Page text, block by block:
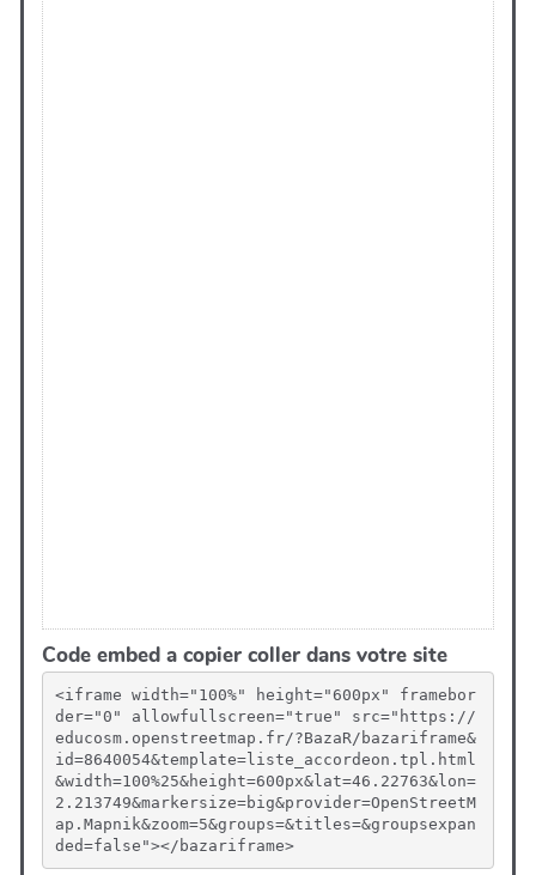
Code embed a copier coller dans votre site
<iframe width="100%" height="600px" framebor
der="0" allowfullscreen="true" src="https://
educosm.openstreetmap.fr/?BazaR/bazariframe&
id=8640054&template=liste_accordeon.tpl.html
&width=100%25&height=600px&lat=46.22763&lon=
2.213749&markersize=big&provider=OpenStreetM
ap.Mapnik&zoom=5&groups=&titles=&groupsexpan
ded=false"></bazariframe>